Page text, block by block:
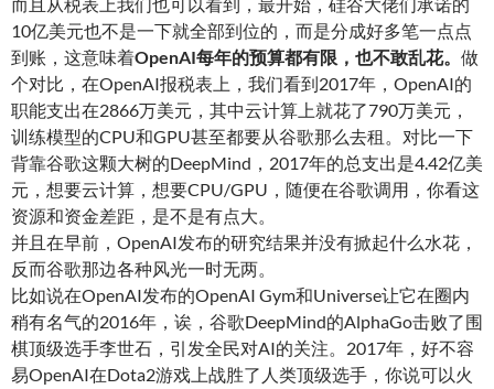
而且从税表上我们也可以看到，最开始，硅谷大佬们承诺的
10亿美元也不是一下就全部到位的，而是分成好多笔一点点
到账，这意味着OpenAI每年的预算都有限，也不敢乱花。 做
个对比，在OpenAI报税表上，我们看到2017年，OpenAI的
职能支出在2866万美元，其中云计算上就花了790万美元，
训练模型的CPU和GPU甚至都要从谷歌那么去租。对比一下
背靠谷歌这颗大树的DeepMind，2017年的总支出是4.42亿美
元，想要云计算，想要CPU/GPU，随便在谷歌调用，你看这
资源和资金差距，是不是有点大。
并且在早前，OpenAI发布的研究结果并没有掀起什么水花，
反而谷歌那边各种风光一时无两。
比如说在OpenAI发布的OpenAI Gym和Universe让它在圈内
稍有名气的2016年，诶，谷歌DeepMind的AlphaGo击败了围
棋顶级选手李世石，引发全民对AI的关注。2017年，好不容
易OpenAI在Dota2游戏上战胜了人类顶级选手，你说可以火